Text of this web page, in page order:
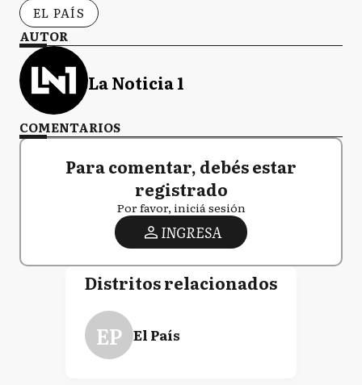
EL PAÍS
AUTOR
La Noticia 1
COMENTARIOS
Para comentar, debés estar
registrado
Por favor, iniciá sesión
INGRESA
Distritos relacionados
EP El País